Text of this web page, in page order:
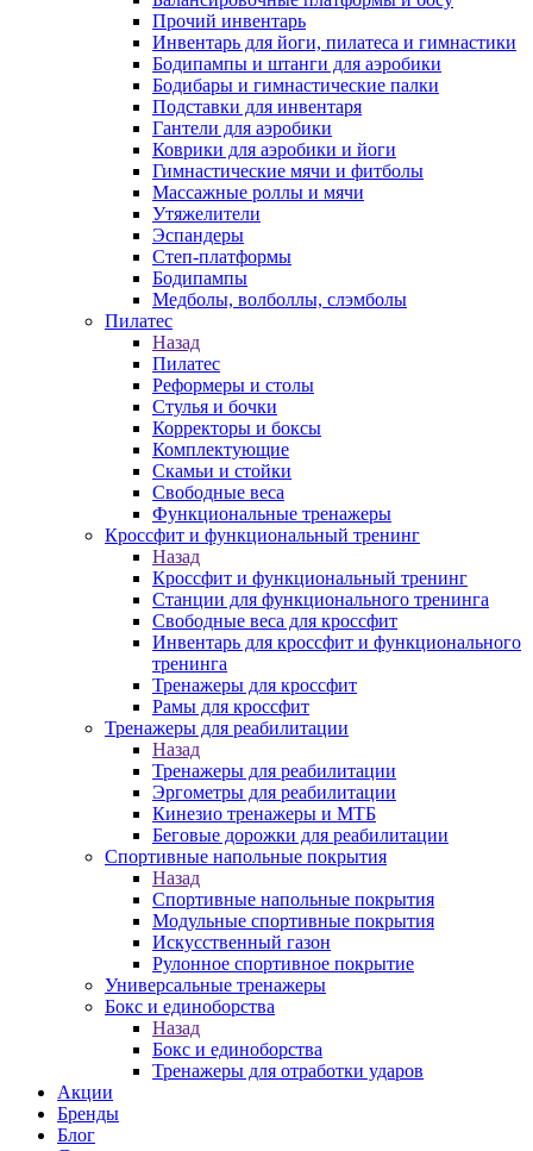
Прочий инвентарь
Инвентарь для йоги, пилатеса и гимнастики
Бодипампы и штанги для аэробики
Бодибары и гимнастические палки
Подставки для инвентаря
Гантели для аэробики
Коврики для аэробики и йоги
Гимнастические мячи и фитболы
Массажные роллы и мячи
Утяжелители
Эспандеры
Степ-платформы
Бодипампы
Медболы, волболлы, слэмболы
Пилатес
Назад
Пилатес
Реформеры и столы
Стулья и бочки
Корректоры и боксы
Комплектующие
Скамьи и стойки
Свободные веса
Функциональные тренажеры
Кроссфит и функциональный тренинг
Назад
Кроссфит и функциональный тренинг
Станции для функционального тренинга
Свободные веса для кроссфит
Инвентарь для кроссфит и функционального
тренинга
Тренажеры для кроссфит
Рамы для кроссфит
Тренажеры для реабилитации
Назад
Тренажеры для реабилитации
Эргометры для реабилитации
Кинезио тренажеры и МТБ
Беговые дорожки для реабилитации
Спортивные напольные покрытия
Назад
Спортивные напольные покрытия
Модульные спортивные покрытия
Искусственный газон
Рулонное спортивное покрытие
Универсальные тренажеры
Бокс и единоборства
Назад
Бокс и единоборства
Тренажеры для отработки ударов
Акции
Бренды
Блог